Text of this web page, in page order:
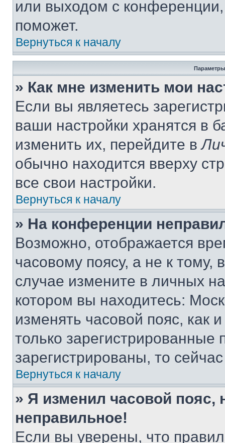
или выходом с
поможет.
Вернуться к началу
Параметры
» Как мне изменить мои
Если вы являетесь
ваши настройки хранятся в
изменить их, перейдите в
обычно находится вверху
все свои настройки.
Вернуться к началу
» На конференции
Возможно, отображается
часовому поясу, а не к тому,
случае измените в личных
котором вы находитесь:
изменять часовой пояс, как
только
зарегистрированы, то
Вернуться к началу
» Я изменил часовой пояс,
неправильное!
Если вы уверены, что